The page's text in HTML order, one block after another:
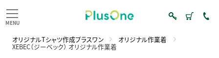
オリジナルTシャツ作成プラスワン オリジナル作業着
XEBEC（ジーベック） オリジナル作業着